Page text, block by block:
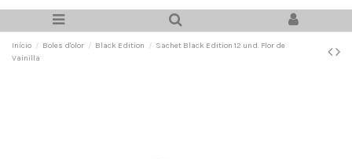
Início Boles d'olor Black Edition
Sachet Black Edition 12 und. Flor de
Vainilla